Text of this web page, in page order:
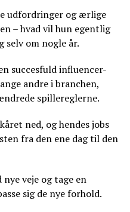
udfordringer og ærlige
– hvad vil hun egentlig
selv om nogle år.
succesfuld influencer-
andre i branchen,
spillereglerne.
ned, og hendes jobs
fra den ene dag til den
veje og tage en
sig de nye forhold.